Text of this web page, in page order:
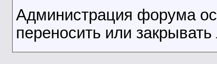
Администрация форума
переносить или